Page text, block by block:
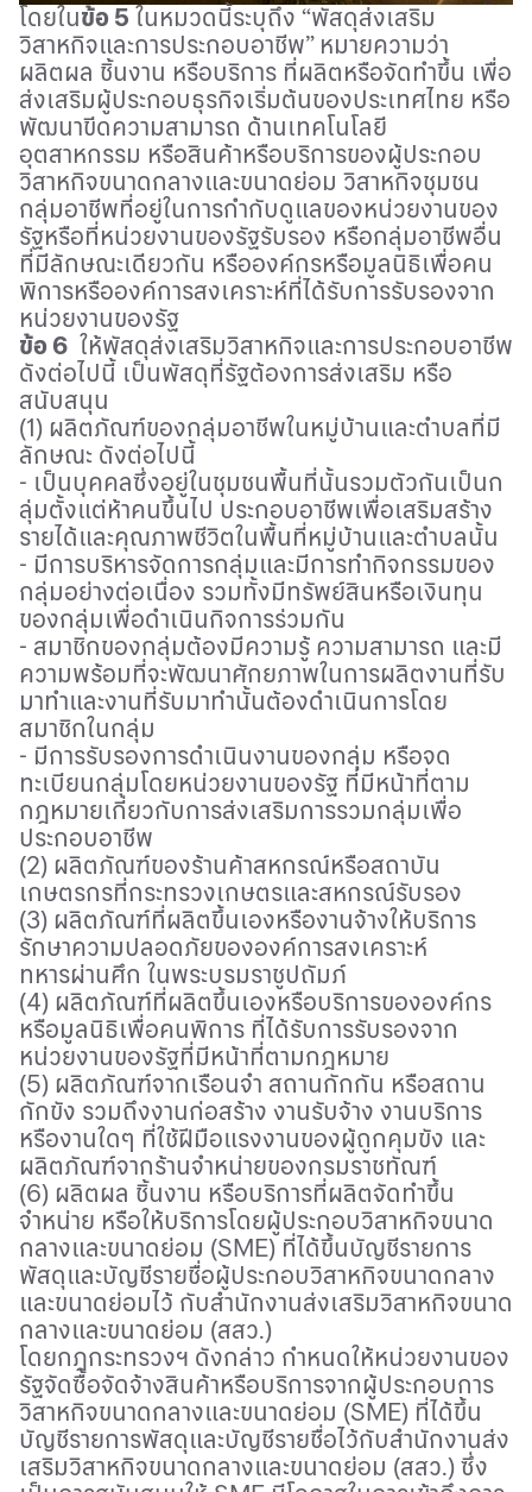
โดยในข้อ 5 ในหมวดนี้ระบุถึง “พัสดุส่งเสริม
วิสาหกิจและการประกอบอาชีพ” หมายความว่า
ผลิตผล ชิ้นงาน หรือบริการ ที่ผลิตหรือจัดทำขึ้น เพื่อ
ส่งเสริมผู้ประกอบธุรกิจเริ่มต้นของประเทศไทย หรือ
พัฒนาขีดความสามารถ ด้านเทคโนโลยี
อุตสาหกรรม หรือสินค้าหรือบริการของผู้ประกอบ
วิสาหกิจขนาดกลางและขนาดย่อม วิสาหกิจชุมชน
กลุ่มอาชีพที่อยู่ในการกำกับดูแลของหน่วยงานของ
รัฐหรือที่หน่วยงานของรัฐรับรอง หรือกลุ่มอาชีพอื่น
ที่มีลักษณะเดียวกัน หรือองค์กรหรือมูลนิธิเพื่อคน
พิการหรือองค์การสงเคราะห์ที่ได้รับการรับรองจาก
หน่วยงานของรัฐ
ข้อ 6 ให้พัสดุส่งเสริมวิสาหกิจและการประกอบอาชีพ
ดังต่อไปนี้ เป็นพัสดุที่รัฐต้องการส่งเสริม หรือ
สนับสนุน
(1) ผลิตภัณฑ์ของกลุ่มอาชีพในหมู่บ้านและตำบลที่มี
ลักษณะ ดังต่อไปนี้
- เป็นบุคคลซึ่งอยู่ในชุมชนพื้นที่นั้นรวมตัวกันเป็นก
ลุ่มตั้งแต่ห้าคนขึ้นไป ประกอบอาชีพเพื่อเสริมสร้าง
รายได้และคุณภาพชีวิตในพื้นที่หมู่บ้านและตำบลนั้น
- มีการบริหารจัดการกลุ่มและมีการทำกิจกรรมของ
กลุ่มอย่างต่อเนื่อง รวมทั้งมีทรัพย์สินหรือเงินทุน
ของกลุ่มเพื่อดำเนินกิจการร่วมกัน
- สมาชิกของกลุ่มต้องมีความรู้ ความสามารถ และมี
ความพร้อมที่จะพัฒนาศักยภาพในการผลิตงานที่รับ
มาทำและงานที่รับมาทำนั้นต้องดำเนินการโดย
สมาชิกในกลุ่ม
- มีการรับรองการดำเนินงานของกลุ่ม หรือจด
ทะเบียนกลุ่มโดยหน่วยงานของรัฐ ที่มีหน้าที่ตาม
กฎหมายเกี่ยวกับการส่งเสริมการรวมกลุ่มเพื่อ
ประกอบอาชีพ
(2) ผลิตภัณฑ์ของร้านค้าสหกรณ์หรือสถาบัน
เกษตรกรที่กระทรวงเกษตรและสหกรณ์รับรอง
(3) ผลิตภัณฑ์ที่ผลิตขึ้นเองหรืองานจ้างให้บริการ
รักษาความปลอดภัยขององค์การสงเคราะห์
ทหารผ่านศึก ในพระบรมราชูปถัมภ์
(4) ผลิตภัณฑ์ที่ผลิตขึ้นเองหรือบริการขององค์กร
หรือมูลนิธิเพื่อคนพิการ ที่ได้รับการรับรองจาก
หน่วยงานของรัฐที่มีหน้าที่ตามกฎหมาย
(5) ผลิตภัณฑ์จากเรือนจำ สถานกักกัน หรือสถาน
กักขัง รวมถึงงานก่อสร้าง งานรับจ้าง งานบริการ
หรืองานใดๆ ที่ใช้ฝีมือแรงงานของผู้ถูกคุมขัง และ
ผลิตภัณฑ์จากร้านจำหน่ายของกรมราชทัณฑ์
(6) ผลิตผล ชิ้นงาน หรือบริการที่ผลิตจัดทำขึ้น
จำหน่าย หรือให้บริการโดยผู้ประกอบวิสาหกิจขนาด
กลางและขนาดย่อม (SME) ที่ได้ขึ้นบัญชีรายการ
พัสดุและบัญชีรายชื่อผู้ประกอบวิสาหกิจขนาดกลาง
และขนาดย่อมไว้ กับสำนักงานส่งเสริมวิสาหกิจขนาด
กลางและขนาดย่อม (สสว.)
โดยกฎกระทรวงฯ ดังกล่าว กำหนดให้หน่วยงานของ
รัฐจัดซื้อจัดจ้างสินค้าหรือบริการจากผู้ประกอบการ
วิสาหกิจขนาดกลางและขนาดย่อม (SME) ที่ได้ขึ้น
บัญชีรายการพัสดุและบัญชีรายชื่อไว้กับสำนักงานส่ง
เสริมวิสาหกิจขนาดกลางและขนาดย่อม (สสว.) ซึ่ง